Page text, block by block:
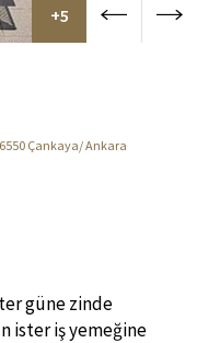
Çankaya/ Ankara
güne zinde
ister iş yemeğine
+5